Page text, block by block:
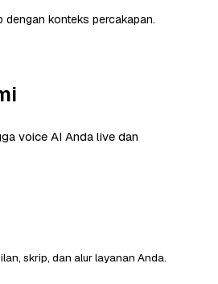
dengan konteks percakapan.
voice AI Anda live dan
skrip, dan alur layanan Anda.